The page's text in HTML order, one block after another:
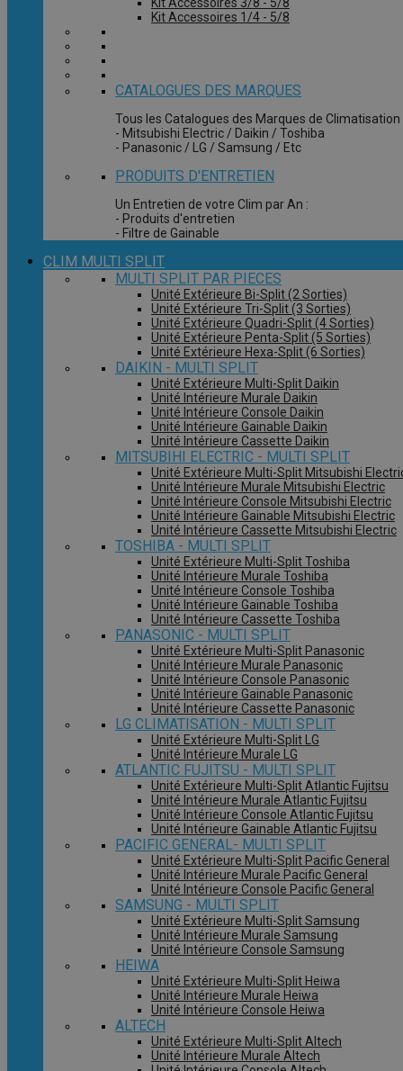
Kit Accessoires 1/4 - 5/8
CATALOGUES DES MARQUES
Tous les Catalogues des Marques de Climatisation
- Mitsubishi Electric / Daikin / Toshiba
- Panasonic / LG / Samsung / Etc
PRODUITS D'ENTRETIEN
Un Entretien de votre Clim par An :
- Produits d'entretien
- Filtre de Gainable
CLIM MULTI SPLIT
MULTI SPLIT PAR PIECES
Unité Extérieure Bi-Split (2 Sorties)
Unité Extérieure Tri-Split (3 Sorties)
Unité Extérieure Quadri-Split (4 Sorties)
Unité Extérieure Penta-Split (5 Sorties)
Unité Extérieure Hexa-Split (6 Sorties)
DAIKIN - MULTI SPLIT
Unité Extérieure Multi-Split Daikin
Unité Intérieure Murale Daikin
Unité Intérieure Console Daikin
Unité Intérieure Gainable Daikin
Unité Intérieure Cassette Daikin
MITSUBIHI ELECTRIC - MULTI SPLIT
Unité Extérieure Multi-Split Mitsubishi
Unité Intérieure Murale Mitsubishi Electric
Unité Intérieure Console Mitsubishi Electric
Unité Intérieure Gainable Mitsubishi Electric
Unité Intérieure Cassette Mitsubishi Electric
TOSHIBA - MULTI SPLIT
Unité Extérieure Multi-Split Toshiba
Unité Intérieure Murale Toshiba
Unité Intérieure Console Toshiba
Unité Intérieure Gainable Toshiba
Unité Intérieure Cassette Toshiba
PANASONIC - MULTI SPLIT
Unité Extérieure Multi-Split Panasonic
Unité Intérieure Murale Panasonic
Unité Intérieure Console Panasonic
Unité Intérieure Gainable Panasonic
Unité Intérieure Cassette Panasonic
LG CLIMATISATION - MULTI SPLIT
Unité Extérieure Multi-Split LG
Unité Intérieure Murale LG
ATLANTIC FUJITSU - MULTI SPLIT
Unité Extérieure Multi-Split Atlantic Fujitsu
Unité Intérieure Murale Atlantic Fujitsu
Unité Intérieure Console Atlantic Fujitsu
Unité Intérieure Gainable Atlantic Fujitsu
PACIFIC GENERAL- MULTI SPLIT
Unité Extérieure Multi-Split Pacific General
Unité Intérieure Murale Pacific General
Unité Intérieure Console Pacific General
SAMSUNG - MULTI SPLIT
Unité Extérieure Multi-Split Samsung
Unité Intérieure Murale Samsung
Unité Intérieure Console Samsung
HEIWA
Unité Extérieure Multi-Split Heiwa
Unité Intérieure Murale Heiwa
Unité Intérieure Console Heiwa
ALTECH
Unité Extérieure Multi-Split Altech
Unité Intérieure Murale Altech